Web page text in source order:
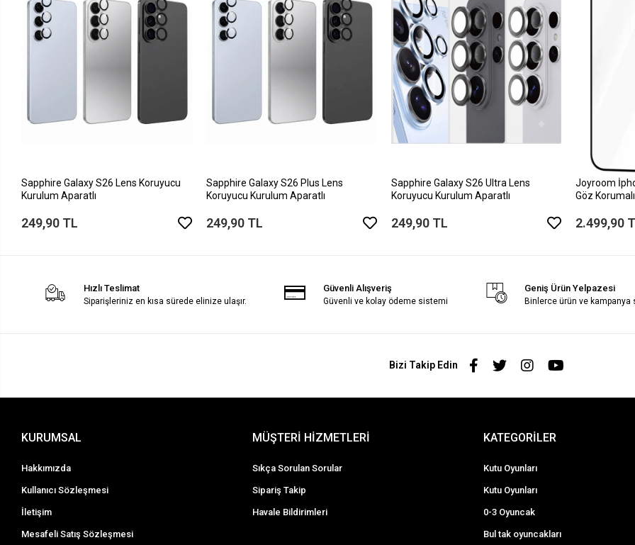
Sapphire Galaxy S26 Lens Koruyucu
Kurulum Aparatlı
249,90 TL
Sapphire Galaxy S26 Plus Lens
Koruyucu Kurulum Aparatlı
249,90 TL
Sapphire Galaxy S26 Ultra Lens
Koruyucu Kurulum Aparatlı
249,90 TL
Joyroom
Göz
2.499,90
Hızlı Teslimat
Siparişleriniz en kısa sürede elinize ulaşır.
Güvenli Alışveriş
Güvenli ve kolay ödeme sistemi
Geniş Ürün Yelpazesi
Binlerce ürün ve kampanya
Bizi Takip Edin
KURUMSAL
Hakkımızda
Kullanıcı Sözleşmesi
İletişim
Mesafeli Satış Sözleşmesi
MÜŞTERİ HİZMETLERİ
Sıkça Sorulan Sorular
Sipariş Takip
Havale Bildirimleri
KATEGORİLER
Kutu Oyunları
Kutu Oyunları
0-3 Oyuncak
Bul tak oyuncakları